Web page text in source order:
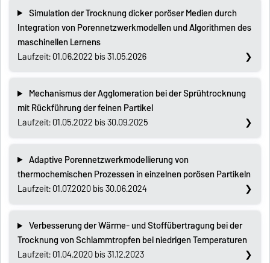
Simulation der Trocknung dicker poröser Medien durch
Integration von Porennetzwerkmodellen und Algorithmen des
maschinellen Lernens
Laufzeit: 01.06.2022 bis 31.05.2026
Mechanismus der Agglomeration bei der Sprühtrocknung
mit Rückführung der feinen Partikel
Laufzeit: 01.05.2022 bis 30.09.2025
Adaptive Porennetzwerkmodellierung von
thermochemischen Prozessen in einzelnen porösen Partikeln
Laufzeit: 01.07.2020 bis 30.06.2024
Verbesserung der Wärme- und Stoffübertragung bei der
Trocknung von Schlammtropfen bei niedrigen Temperaturen
Laufzeit: 01.04.2020 bis 31.12.2023